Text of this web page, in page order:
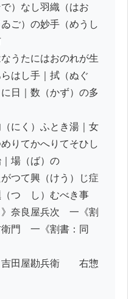
）なし羽織（はお
ご）の妙手（めうし
うたにはおのれが生
はし手｜拭（ぬぐ
日｜数（かず）の多
にく）ふとき湯｜女
りてかへりてそひし
｜場（ば）の
つて興（けう）じ症
（つゝし）むべき事
奈良屋兵次　一《割
門　一《割書：同
田屋勘兵衛　　右惣